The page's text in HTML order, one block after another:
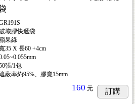
壞膠快遞袋
果綠
35 X 長60 +4cm
張/1包
蔽率約95%、膠寬15mm
160 元 訂購